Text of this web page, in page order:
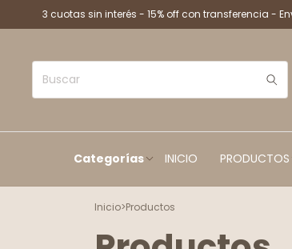
3 cuotas sin interés - 15% off con transferencia -
Categorías INICIO PRODUCTOS
Inicio>Productos